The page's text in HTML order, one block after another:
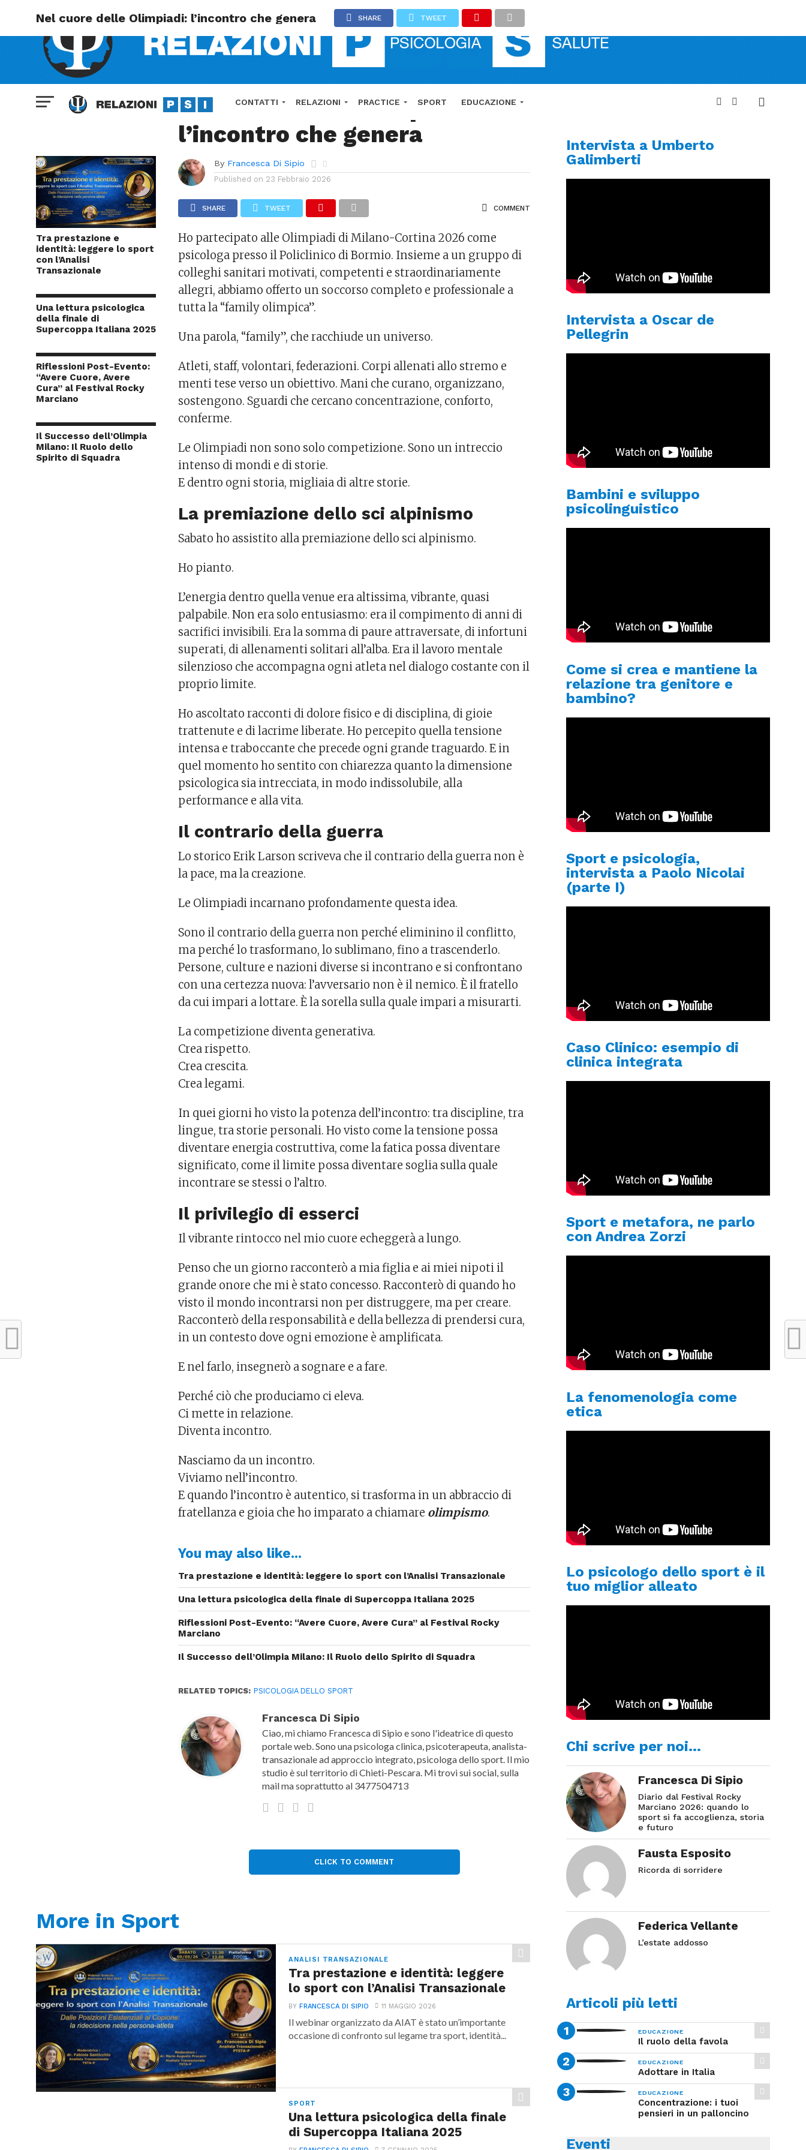
CONTATTI RELAZIONI PRACTICE SPORT EDUCAZIONE
TERMINI E CONDIZIONI IMPRINT DISCONOSCIMENTO
Nel cuore delle Olimpiadi: l’incontro che genera SHARE TWEET
Tra prestazione e
identità: leggere lo sport
con l’Analisi
Transazionale
Una lettura psicologica
della finale di
Supercoppa Italiana 2025
Riflessioni Post-Evento:
“Avere Cuore, Avere
Cura” al Festival Rocky
Marciano
Il Successo dell’Olimpia
Milano: Il Ruolo dello
Spirito di Squadra
SPORT
Nel cuore delle Olimpiadi:
l’incontro che genera
By Francesca Di Sipio
Published on 23 Febbraio 2026
SHARE TWEET COMMENT
Ho partecipato alle Olimpiadi di Milano-Cortina 2026 come
psicologa presso il Policlinico di Bormio. Insieme a un gruppo di
colleghi sanitari motivati, competenti e straordinariamente
allegri, abbiamo offerto un soccorso completo e professionale a
tutta la “family olimpica”.
Una parola, “family”, che racchiude un universo.
Atleti, staff, volontari, federazioni. Corpi allenati allo stremo e
menti tese verso un obiettivo. Mani che curano, organizzano,
sostengono. Sguardi che cercano concentrazione, conforto,
conferme.
Le Olimpiadi non sono solo competizione. Sono un intreccio
intenso di mondi e di storie.
E dentro ogni storia, migliaia di altre storie.
La premiazione dello sci alpinismo
Sabato ho assistito alla premiazione dello sci alpinismo.
Ho pianto.
L’energia dentro quella venue era altissima, vibrante, quasi
palpabile. Non era solo entusiasmo: era il compimento di anni di
sacrifici invisibili. Era la somma di paure attraversate, di infortuni
superati, di allenamenti solitari all’alba. Era il lavoro mentale
silenzioso che accompagna ogni atleta nel dialogo costante con il
proprio limite.
Ho ascoltato racconti di dolore fisico e di disciplina, di gioie
trattenute e di lacrime liberate. Ho percepito quella tensione
intensa e traboccante che precede ogni grande traguardo. E in
quel momento ho sentito con chiarezza quanto la dimensione
psicologica sia intrecciata, in modo indissolubile, alla
performance e alla vita.
Il contrario della guerra
Lo storicoErik Larson scriveva che il contrario della guerra non è
la pace, ma la creazione.
Le Olimpiadi incarnano profondamente questa idea.
Sono il contrario della guerra non perché eliminino il conflitto,
ma perché lo trasformano, lo sublimano, fino a trascenderlo.
Persone, culture e nazioni diverse si incontrano e si confrontano
con una certezza nuova: l’avversario non è il nemico. È il fratello
da cui impari a lottare. È la sorella sulla quale impari a misurarti.
La competizione diventa generativa.
Crea rispetto.
Crea crescita.
Crea legami.
In quei giorni ho visto la potenza dell’incontro: tra discipline, tra
lingue, tra storie personali. Ho visto come la tensione possa
diventare energia costruttiva, come la fatica possa diventare
significato, come il limite possa diventare soglia sulla quale
incontrare se stessi o l’altro.
Il privilegio di esserci
Il vibrante rintocco nel mio cuore echeggerà a lungo.
Penso che un giorno racconterò a mia figlia e ai miei nipoti il
grande onore che mi è stato concesso. Racconterò di quando ho
visto il mondo incontrarsi non per distruggere, ma per creare.
Racconterò della responsabilità e della bellezza di prendersi cura,
in un contesto dove ogni emozione è amplificata.
E nel farlo, insegnerò a sognare e a fare.
Perché ciò che produciamo ci eleva.
Ci mette in relazione.
Diventa incontro.
Nasciamo da un incontro.
Viviamo nell’incontro.
E quando l’incontro è autentico, si trasforma in un abbraccio di
fratellanza e gioia che ho imparato a chiamare olimpismo.
You may also like...
Tra prestazione e identità: leggere lo sport con l’Analisi Transazionale
Una lettura psicologica della finale di Supercoppa Italiana 2025
Riflessioni Post-Evento: “Avere Cuore, Avere Cura” al Festival Rocky
Marciano
Il Successo dell’Olimpia Milano: Il Ruolo dello Spirito di Squadra
RELATED TOPICS: PSICOLOGIA DELLO SPORT
Francesca Di Sipio
Ciao, mi chiamo Francesca di Sipio e sono l'ideatrice di questo
portale web. Sono una psicologa clinica, psicoterapeuta, analista-
transazionale ad approccio integrato, psicologa dello sport. Il mio
studio è sul territorio di Chieti-Pescara. Mi trovi sui social, sulla
mail ma soprattutto al 3477504713
CLICK TO COMMENT
More in Sport
ANALISI TRANSAZIONALE
Tra prestazione e identità: leggere
lo sport con l’Analisi Transazionale
BYFRANCESCA DI SIPIO 11 MAGGIO 2026
Il webinar organizzato da AIAT è stato un’importante
occasione di confronto sul legame tra sport, identità...
SPORT
Una lettura psicologica della finale
di Supercoppa Italiana 2025
Intervista a Umberto
Galimberti
Intervista a Oscar de
Pellegrin
Bambini e sviluppo
psicolinguistico
Come si crea e mantiene la
relazione tra genitore e
bambino?
Sport e psicologia,
intervista a Paolo Nicolai
(parte I)
Caso Clinico: esempio di
clinica integrata
Sport e metafora, ne parlo
con Andrea Zorzi
La fenomenologia come
etica
Lo psicologo dello sport è il
tuo miglior alleato
Chi scrive per noi…
Francesca Di Sipio
Diario dal Festival Rocky
Marciano 2026: quando lo
sport si fa accoglienza, storia
e futuro
Fausta Esposito
Ricorda di sorridere
Federica Vellante
L’estate addosso
Articoli più letti
EDUCAZIONE
Il ruolo della favola
EDUCAZIONE
Adottare in Italia
EDUCAZIONE
Concentrazione: i tuoi
pensieri in un palloncino
Eventi